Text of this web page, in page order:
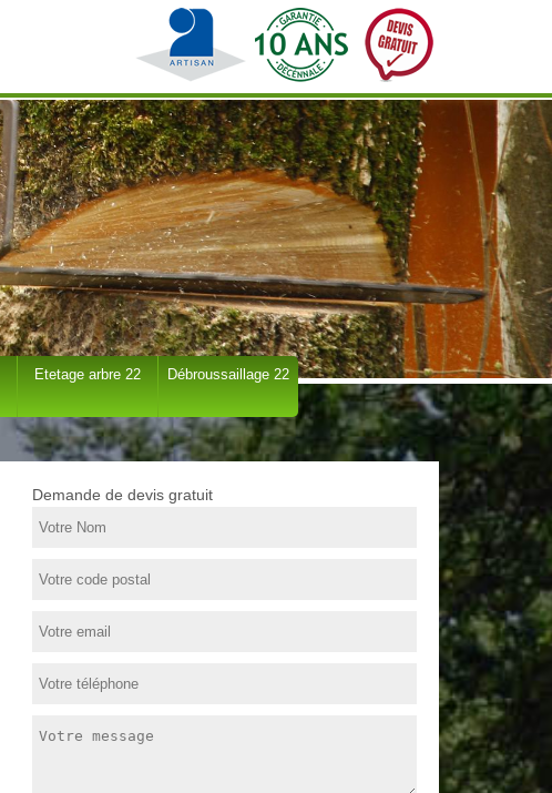
Etetage arbre 22 Débroussaillage 22
Demande de devis gratuit